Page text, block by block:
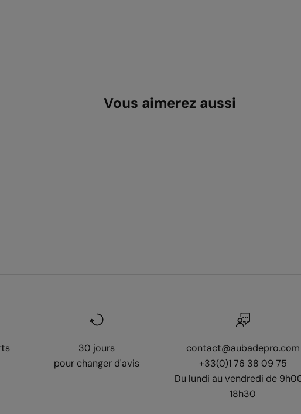
Vous aimerez aussi
30 jours
pour changer d'avis
contact@aubadepro.com
+33(0)1 76 38 09 75
Du lundi au vendredi de
18h30